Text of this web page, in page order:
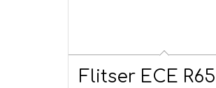
Flitser ECE R65